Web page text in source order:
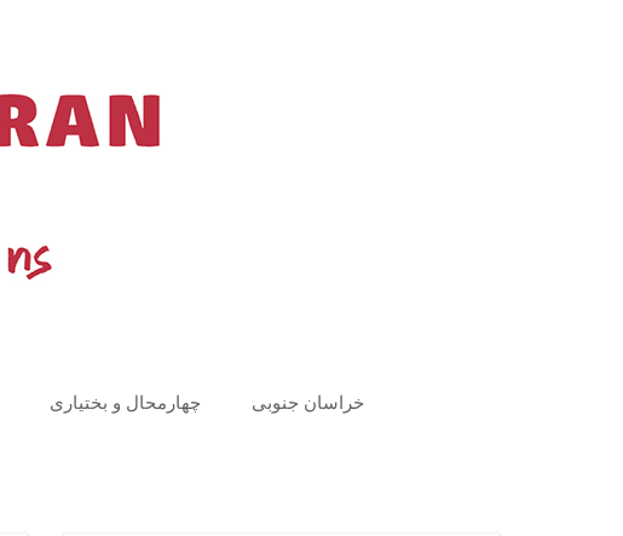
چهارمحال و بختیاری خراسان جنوبی